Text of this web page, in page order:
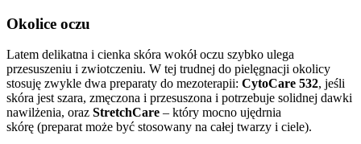
Okolice oczu
Latem delikatna i cienka skóra wokół oczu szybko ulega
przesuszeniu i zwiotczeniu. W tej trudnej do pielęgnacji okolicy
stosuję zwykle dwa preparaty do mezoterapii: CytoCare 532, jeśli
skóra jest szara, zmęczona i przesuszona i potrzebuje solidnej dawki
nawilżenia, oraz StretchCare – który mocno ujędrnia
skórę (preparat może być stosowany na całej twarzy i ciele).